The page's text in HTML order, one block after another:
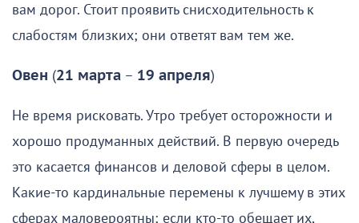
вам дорог. Стоит проявить снисходительность к
слабостям близких; они ответят вам тем же.
Овен (21 марта – 19 апреля)
Не время рисковать. Утро требует осторожности и
хорошо продуманных действий. В первую очередь
это касается финансов и деловой сферы в целом.
Какие-то кардинальные перемены к лучшему в этих
сферах маловероятны; если кто-то обещает их,